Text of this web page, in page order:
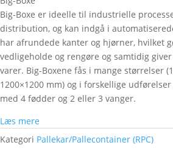
Big-Boxe er ideelle til industrielle
distribution, og kan indgå i
har afrundede kanter og hjørner, hvilket
vedligeholde og rengøre og samtidig
varer. Big-Boxene fås i mange størrelser
1200×1200 mm) og i forskellige
med 4 fødder og 2 eller 3 vanger.
Læs mere
Kategori Pallekar/Pallecontainer (RPC)